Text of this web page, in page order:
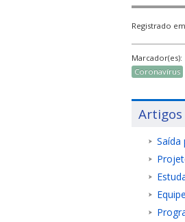
Registrado
Marcador(es):
Coronavírus